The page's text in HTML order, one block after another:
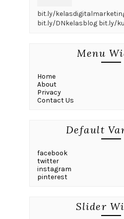
bit.ly/
bit.ly/DNkelasblog bit.ly/
Menu
Home
About
Privacy
Contact Us
Default
facebook
twitter
instagram
pinterest
Slider